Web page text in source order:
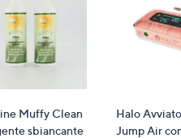
Muffy Clean
sbiancante
Halo
Jump Air